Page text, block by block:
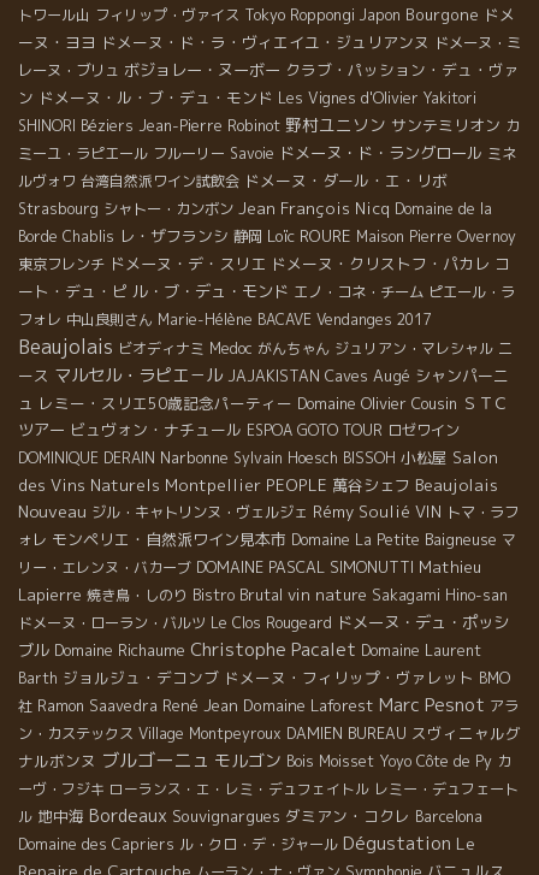
トワール山 フィリップ・ヴァイス Tokyo Roppongi Japon Bourgone ドメ
ーヌ・ヨヨ ドメーヌ・ド・ラ・ヴィエイユ・ジュリアンヌ ドメーヌ・ミ
レーヌ・ブリュ ボジョレー・ヌーボー クラブ・パッション・デュ・ヴァ
ン ドメーヌ・ル・ブ・デュ・モンド Les Vignes d'Olivier Yakitori
SHINORI Béziers Jean-Pierre Robinot 野村ユニソン サンテミリオン カ
ミーユ・ラピエール フルーリー Savoie ドメーヌ・ド・ラングロール ミネ
ルヴォワ 台湾自然派ワイン試飲会 ドメーヌ・ダール・エ・リボ
Strasbourg シャトー・カンボン Jean François Nicq Domaine de la
Borde Chablis レ・ザフランシ 静岡 Loïc ROURE Maison Pierre Overnoy
東京フレンチ ドメーヌ・デ・スリエ ドメーヌ・クリストフ・パカレ コ
ート・デュ・ピ ル・ブ・デュ・モンド エノ・コネ・チーム ピエール・ラ
フォレ 中山良則さん Marie-Hélène BACAVE Vendanges 2017
Beaujolais ビオディナミ Medoc がんちゃん ジュリアン・マレシャル ニ
ース マルセル・ラピエ－ル JAJAKISTAN Caves Augé シャンパーニ
ュ レミー・スリエ50歳記念パーティー Domaine Olivier Cousin ＳＴＣ
ツアー ビュヴォン・ナチュール ESPOA GOTO TOUR ロゼワイン
DOMINIQUE DERAIN Narbonne Sylvain Hoesch BISSOH 小松屋 Salon
des Vins Naturels Montpellier PEOPLE 萬谷シェフ Beaujolais
Nouveau ジル・キャトリンヌ・ヴェルジェ Rémy Soulié VIN トマ・ラフ
ォレ モンペリエ・自然派ワイン見本市 Domaine La Petite Baigneuse マ
リー・エレンヌ・バカーブ DOMAINE PASCAL SIMONUTTI Mathieu
Lapierre 焼き鳥・しのり Bistro Brutal vin nature Sakagami Hino-san
ドメーヌ・ローラン・バルツ Le Clos Rougeard ドメーヌ・デュ・ポッシ
ブル Domaine Richaume Christophe Pacalet Domaine Laurent
Barth ジョルジュ・デコンブ ドメーヌ・フィリップ・ヴァレット BMO
社 Ramon Saavedra René Jean Domaine Laforest Marc Pesnot アラ
ン・カステックス Village Montpeyroux DAMIEN BUREAU スヴィニャルグ
ナルボンヌ ブルゴーニュ モルゴン Bois Moisset Yoyo Côte de Py カ
ーヴ・フジキ ローランス・エ・レミ・デュフェイトル レミー・デュフェート
ル 地中海 Bordeaux Souvignargues ダミアン・コクレ Barcelona
Domaine des Capriers ル・クロ・デ・ジャール Dégustation Le